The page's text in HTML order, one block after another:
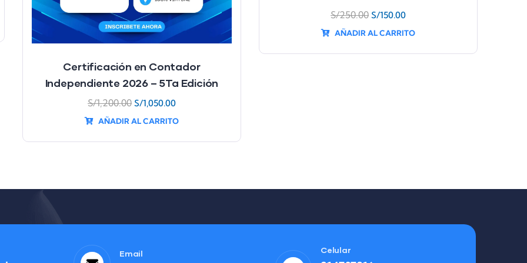
Certificación en Contador
Independiente 2026 – 5Ta Edición
S/1,200.00 S/1,050.00
AÑADIR AL CARRITO
S/250.00 S/150.00
AÑADIR AL CARRITO
Email Celular